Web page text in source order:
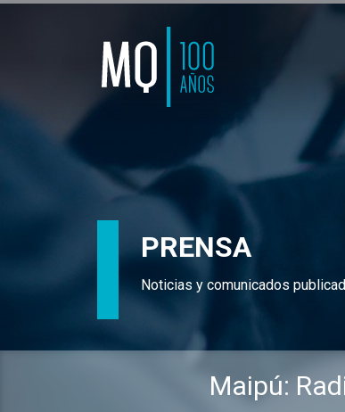
PRENSA
Noticias y comunicados
Maipú: